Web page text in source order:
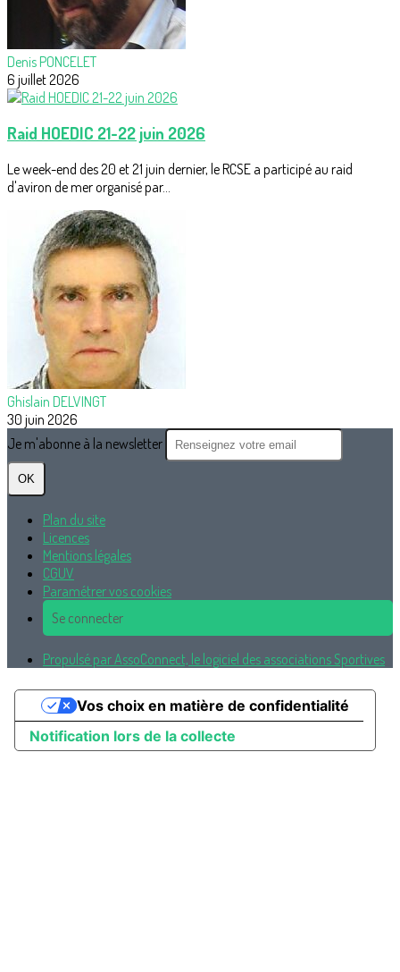
Denis PONCELET
6 juillet 2026
Raid HOEDIC 21-22 juin 2026
Le week-end des 20 et 21 juin dernier, le RCSE a participé au raid
d'aviron de mer organisé par...
Ghislain DELVINGT
30 juin 2026
Je m'abonne à la newsletter
OK
Plan du site
Licences
Mentions légales
CGUV
Paramétrer vos cookies
Se connecter
Propulsé par AssoConnect, le logiciel des associations Sportives
Notification lors de la collecte
Vos choix en matière de confidentialité